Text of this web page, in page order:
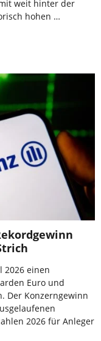
weit hinter der
hohen …
2026 einen
Euro und
Der Konzerngewinn
2026 für Anleger